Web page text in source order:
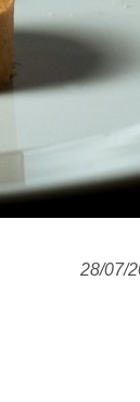
28/07/